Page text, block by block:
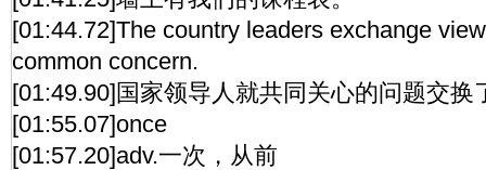
[01:44.72]The country leaders exchange
common concern.
[01:49.90]国家领导人就共同关心的问题交换
[01:55.07]once
[01:57.20]adv.一次，从前